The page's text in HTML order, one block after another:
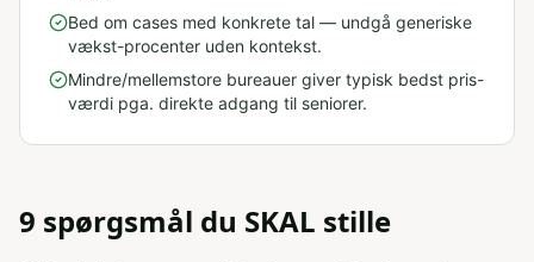
Bed om cases med konkrete tal — undgå generiske
vækst-procenter uden kontekst.
Mindre/mellemstore bureauer giver typisk bedst pris-
værdi pga. direkte adgang til seniorer.
9 spørgsmål du SKAL stille